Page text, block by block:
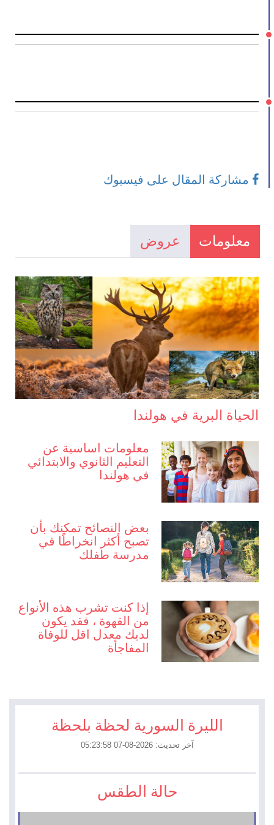
مشاركة المقال على فيسبوك
معلومات عروض
الحياة البرية في هولندا
معلومات اساسية عن
التعليم الثانوي والابتدائي
في هولندا
بعض النصائح تمكنك بأن
تصبح أكثر انخراطًا في
مدرسة طفلك
إذا كنت تشرب هذه الأنواع
من القهوة ، فقد يكون
لديك معدل اقل للوفاة
المفاجأة
الليرة السورية لحظة بلحظة
آخر تحديث: 2026-08-07 05:23:58
حالة الطقس